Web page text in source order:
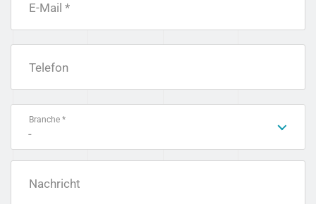
E-Mail *
Telefon
Branche *
-
Nachricht